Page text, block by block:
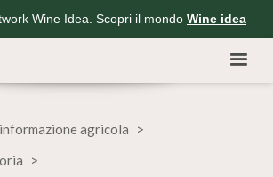
Wine Idea. Scopri il mondo Wine idea
agricola